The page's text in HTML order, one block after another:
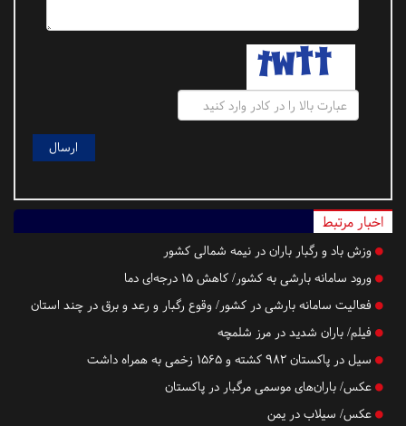
اخبار مرتبط
وزش باد و رگبار باران در نیمه شمالی کشور
ورود سامانه بارشی به کشور/ کاهش ۱۵ درجه‌ای دما
فعالیت سامانه بارشی در کشور/ وقوع رگبار و رعد و برق در چند استان‌
فیلم/ باران شدید در مرز شلمچه
سیل در پاکستان ۹۸۲ کشته و ۱۵۶۵ زخمی به همراه داشت
عکس/ باران‌های موسمی مرگبار در پاکستان
عکس/ سیلاب در یمن